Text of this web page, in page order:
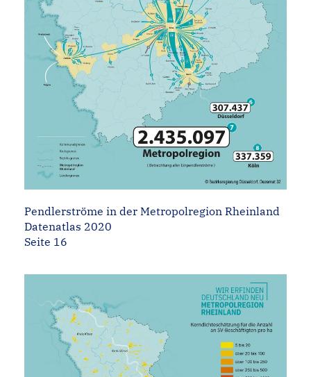
Pendlerströme in der Metropolregion Rheinland
Datenatlas 2020
Seite 16